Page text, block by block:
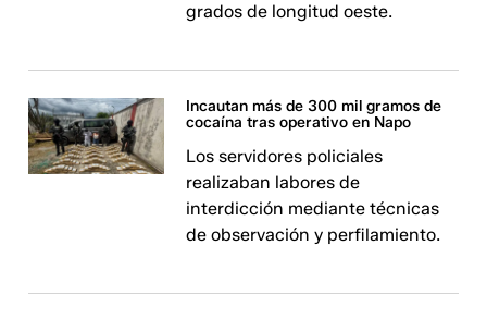
grados de longitud oeste.
Incautan más de 300 mil gramos de
cocaína tras operativo en Napo
Los servidores policiales
realizaban labores de
interdicción mediante técnicas
de observación y perfilamiento.